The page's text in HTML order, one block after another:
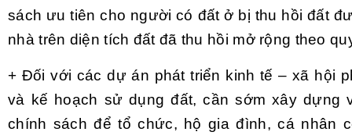
sách ưu tiên cho người có đất ở bị thu hồi đất
nhà trên diện tích đất đã thu hồi mở rộng theo
+ Đối với các dự án phát triển kinh tế – xã hội
và kế hoạch sử dụng đất, cần sớm xây dựng
chính sách để tổ chức, hộ gia đình, cá nhân